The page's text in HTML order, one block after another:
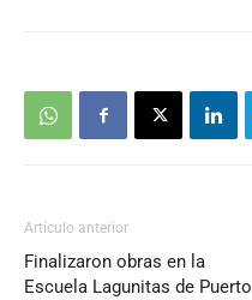
Artículo anterior
Finalizaron obras en la
Escuela Lagunitas de Puerto